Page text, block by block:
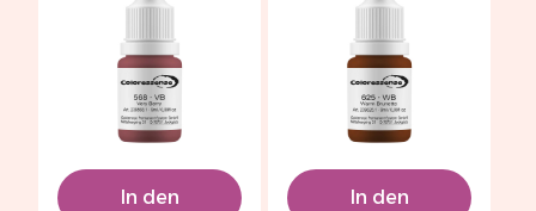
In den In den